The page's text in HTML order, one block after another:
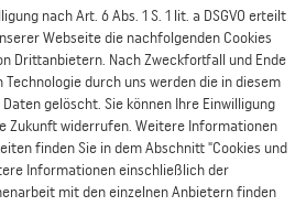
nach Art. 6 Abs. 1 S. 1 lit. a DSGVO erteilt
Webseite die nachfolgenden Cookies
Drittanbietern. Nach Zweckfortfall und Ende
Technologie durch uns werden die in diesem
gelöscht. Sie können Ihre Einwilligung
Zukunft widerrufen. Weitere Informationen
finden Sie in dem Abschnitt "Cookies und
Informationen einschließlich der
mit den einzelnen Anbietern finden